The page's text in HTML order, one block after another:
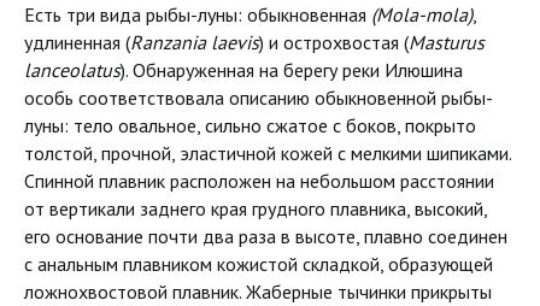
Есть три вида рыбы-луны: обыкновенная (Mola-mola),
удлиненная (Ranzania laevis) и острохвостая (Masturus
lanceolatus). Обнаруженная на берегу реки Илюшина
особь соответствовала описанию обыкновенной рыбы-
луны: тело овальное, сильно сжатое с боков, покрыто
толстой, прочной, эластичной кожей с мелкими шипиками.
Спинной плавник расположен на небольшом расстоянии
от вертикали заднего края грудного плавника, высокий,
его основание почти два раза в высоте, плавно соединен
с анальным плавником кожистой складкой, образующей
ложнохвостовой плавник. Жаберные тычинки прикрыты